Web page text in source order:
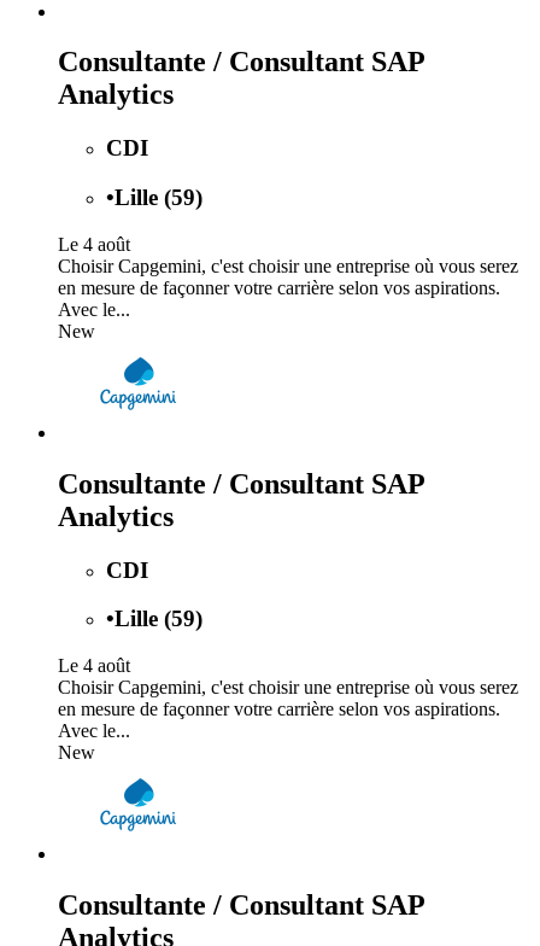
Consultante / Consultant SAP
Analytics
CDI
•Lille (59)
Le 4 août
Choisir Capgemini, c'est choisir une entreprise où vous serez
en mesure de façonner votre carrière selon vos aspirations.
Avec le...
New
Consultante / Consultant SAP
Analytics
CDI
•Lille (59)
Le 4 août
Choisir Capgemini, c'est choisir une entreprise où vous serez
en mesure de façonner votre carrière selon vos aspirations.
Avec le...
New
Consultante / Consultant SAP
Analytics